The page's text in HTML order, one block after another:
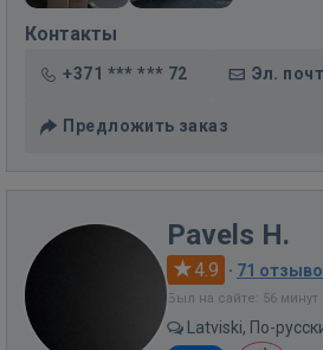
Контакты
+371 *** *** 72 Эл.
Предложить заказ
Pavels H.
4.9 · 71
Был на сайте: 56 минут
Latviski, По-